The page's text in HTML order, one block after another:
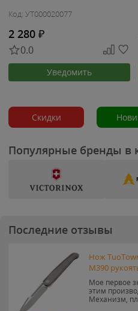
Код: УТ000020077
2 280 ₽
0.0
Уведомить
Скидки
Популярные бренды в
Последние отзывы
Нож
M390
Мое первое
этим
Механизм,